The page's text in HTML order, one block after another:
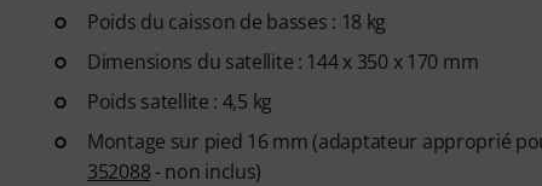
Poids du caisson de basses : 18 kg
Dimensions du satellite : 144 x 350 x 170 mm
Poids satellite : 4,5 kg
Montage sur pied 16 mm (adaptateur approprié
352088- non inclus)